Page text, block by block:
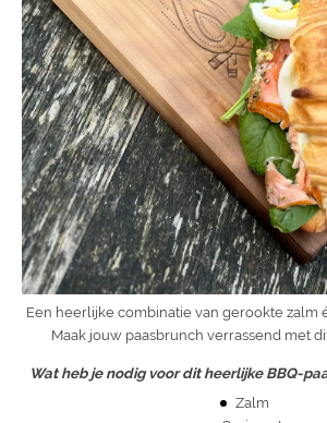
Een heerlijke combinatie van gerookte zalm
Maak jouw paasbrunch verrassend met
Wat heb je nodig voor dit heerlijke BBQ-
Zalm